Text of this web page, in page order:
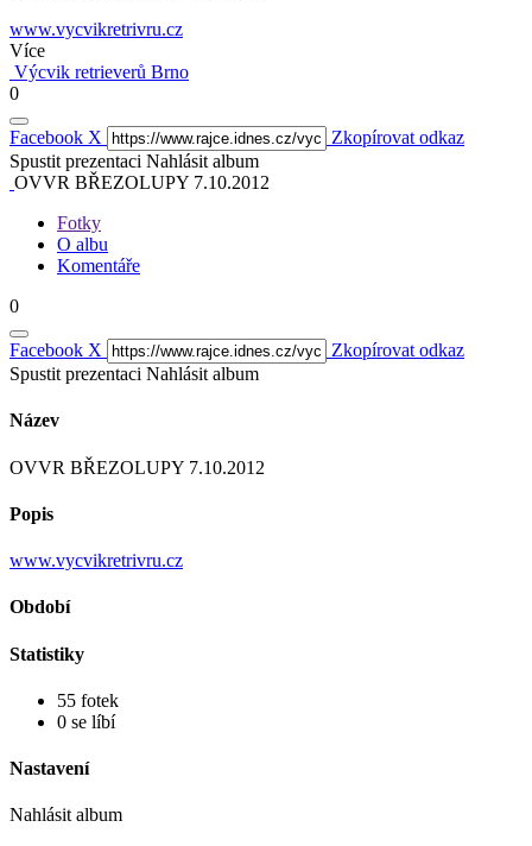
www.vycvikretrivru.cz
Více
Výcvik retrieverů Brno
0
Facebook X
Zkopírovat odkaz
Spustit prezentaci Nahlásit album
OVVR BŘEZOLUPY 7.10.2012
Fotky
O albu
Komentáře
0
Facebook X
Zkopírovat odkaz
Spustit prezentaci Nahlásit album
Název
OVVR BŘEZOLUPY 7.10.2012
Popis
www.vycvikretrivru.cz
Období
Statistiky
55 fotek
0 se líbí
Nastavení
Nahlásit album